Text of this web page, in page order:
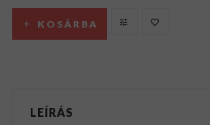
KOSÁRBA
LEÍRÁS